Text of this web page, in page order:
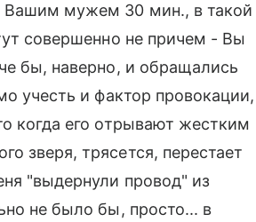
Вашим мужем 30 мин., в такой
совершенно не причем - Вы
бы, наверно, и обращались
учесть и фактор провокации,
когда его отрывают жестким
зверя, трясется, перестает
"выдернули провод" из
не было бы, просто... в